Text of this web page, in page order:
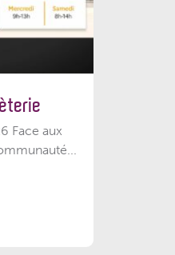
Face aux